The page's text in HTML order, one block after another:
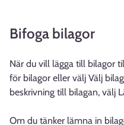
Bifoga bilagor
När du vill lägga till bilagor
för bilagor eller välj Välj
beskrivning till bilagan, välj
Om du tänker lämna in